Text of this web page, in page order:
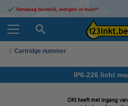
Vandaag besteld, morgen in huis!*
Cartridge nummer
IP6-226 licht